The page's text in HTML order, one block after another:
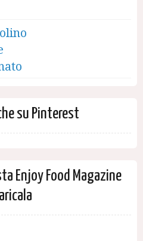
su Pinterest
Enjoy Food Magazine